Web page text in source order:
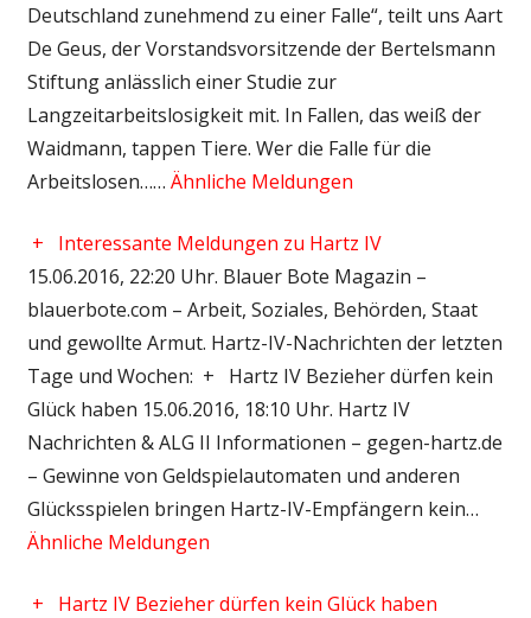
Deutschland zunehmend zu einer Falle“, teilt uns Aart
De Geus, der Vorstandsvorsitzende der Bertelsmann
Stiftung anlässlich einer Studie zur
Langzeitarbeitslosigkeit mit. In Fallen, das weiß der
Waidmann, tappen Tiere. Wer die Falle für die
Arbeitslosen…… Ähnliche Meldungen
+
Interessante Meldungen zu Hartz IV
15.06.2016, 22:20 Uhr. Blauer Bote Magazin –
blauerbote.com – Arbeit, Soziales, Behörden, Staat
und gewollte Armut. Hartz-IV-Nachrichten der letzten
Tage und Wochen: + Hartz IV Bezieher dürfen kein
Glück haben 15.06.2016, 18:10 Uhr. Hartz IV
Nachrichten & ALG II Informationen – gegen-hartz.de
– Gewinne von Geldspielautomaten und anderen
Glücksspielen bringen Hartz-IV-Empfängern kein…
Ähnliche Meldungen
+ Hartz IV Bezieher dürfen kein Glück haben